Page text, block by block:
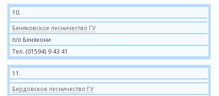
10.
Беняковское лесничество ГУ
п/о Бенякони
Тел. (01594) 9 43 41
11.
Бердовское лесничество ГУ